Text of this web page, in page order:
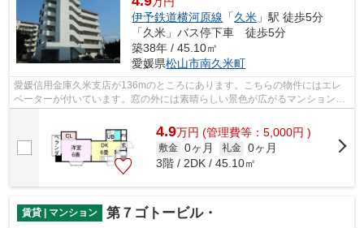
伊予鉄道横河原線 「久米 」駅 徒歩5分
「久米」バス停下車 徒歩5分
築38年 / 45.10㎡
愛媛県松山市南久米町
愛媛信用金庫久米支店が136mのところにあります。こちらの物件にはエレ
ベーターが付いています。窓の外には素晴らしい景色が広がるマンションで
す。徒歩5分の距離に駅がある物件で、ア...
4.9万円 (管理費等：5,000円 )
敷金 0ヶ月 礼金 0ヶ月
3階 / 2DK / 45.10㎡
賃貸 | マンション 第７ゴトービル・